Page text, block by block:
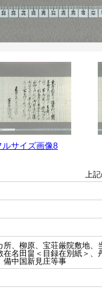
ルサイズ画像8
上
、柳原、宝荘厳院敷地
名田畠＜目録在別紙＞
備中国新見庄等事